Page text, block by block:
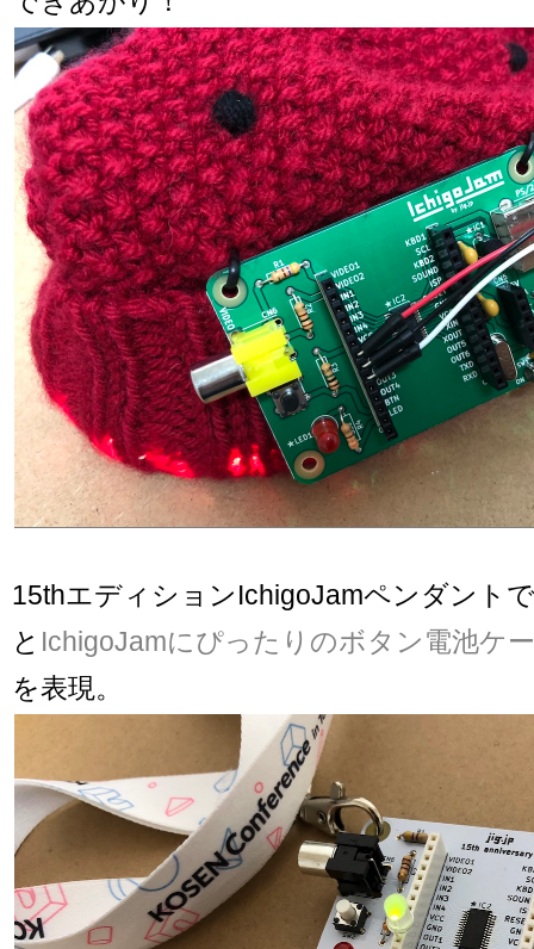
15thエディションIchigoJamペンダント
と IchigoJamにぴったりのボタン電池ケ
を表現。